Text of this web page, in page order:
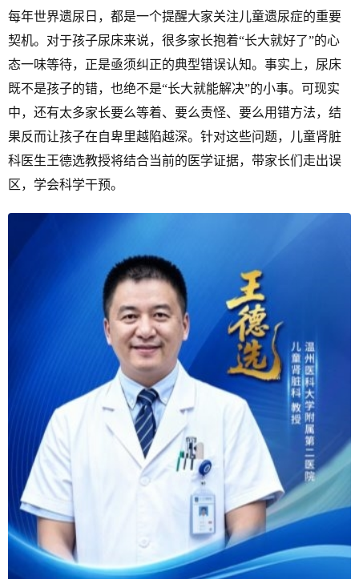
每年世界遗尿日，都是一个提醒大家关注儿童遗尿症的重要
契机。对于孩子尿床来说，很多家长抱着“长大就好了”的心
态一味等待，正是亟须纠正的典型错误认知。事实上，尿床
既不是孩子的错，也绝不是“长大就能解决”的小事。可现实
中，还有太多家长要么等着、要么责怪、要么用错方法，结
果反而让孩子在自卑里越陷越深。针对这些问题，儿童肾脏
科医生王德选教授将结合当前的医学证据，带家长们走出误
区，学会科学干预。